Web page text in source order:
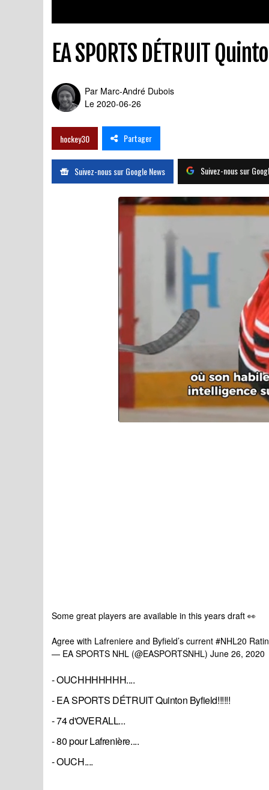
EA SPORTS DÉTRUIT
Par Marc-André Dubois
Le 2020-06-26
hockey30 Partager
Suivez-nous sur Google News Suivez-nous sur
Some great players are available in this years draft 👀
Agree with Lafreniere and Byfield’s current #NHL20
— EA SPORTS NHL (@EASPORTSNHL) June 26, 2020
- OUCHHHHHHH....
- EA SPORTS DÉTRUIT Quinton Byfield!!!!!!
- 74 d'OVERALL...
- 80 pour Lafrenière....
- OUCH....